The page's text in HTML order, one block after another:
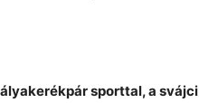
sporttal, a svájci